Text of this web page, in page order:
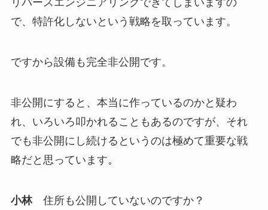
リバースエンジニアリングできてしまいますの
で、特許化しないという戦略を取っています。
ですから設備も完全非公開です。
非公開にすると、本当に作っているのかと疑わ
れ、いろいろ叩かれることもあるのですが、それ
でも非公開にし続けるというのは極めて重要な戦
略だと思っています。
小林住所も公開していないのですか？